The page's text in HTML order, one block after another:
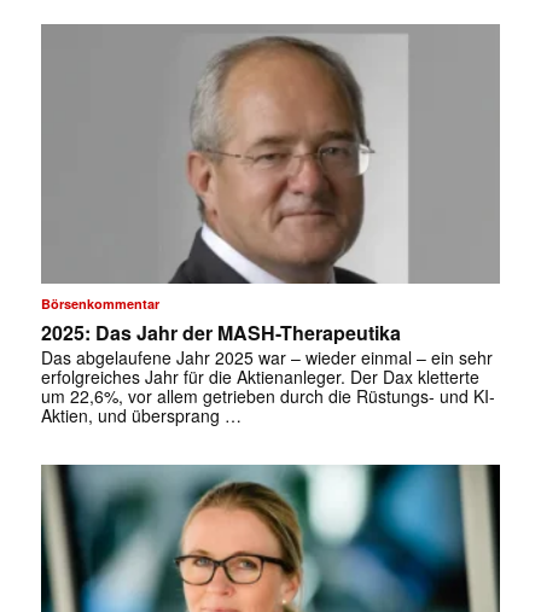
Börsenkommentar
2025: Das Jahr der MASH-Therapeutika
Das abgelaufene Jahr 2025 war – wieder einmal – ein sehr
erfolgreiches Jahr für die Aktienanleger. Der Dax kletterte
um 22,6%, vor allem getrieben durch die Rüstungs- und KI-
Aktien, und übersprang …